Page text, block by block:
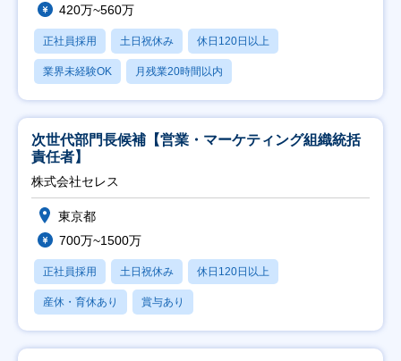
420万~560万
正社員採用 土日祝休み 休日120日以上
業界未経験OK 月残業20時間以内
次世代部門長候補【営業・マーケティング組織統括
責任者】
株式会社セレス
東京都
700万~1500万
正社員採用 土日祝休み 休日120日以上
産休・育休あり 賞与あり